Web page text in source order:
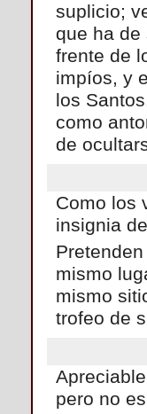
suplicio;
que ha de
frente de
impíos, y
los
como
de
Como los
insignia
mismo
mismo
trofeo de
pero no